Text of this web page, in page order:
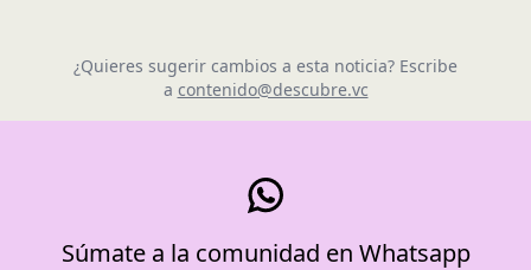
¿Quieres sugerir cambios a esta noticia? Escribe
a contenido@descubre.vc
Súmate a la comunidad en Whatsapp